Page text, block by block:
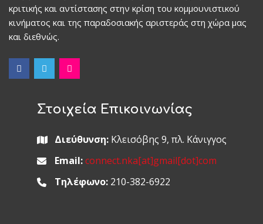
κριτικής και αντίστασης στην κρίση του κομμουνιστικού
κινήματος και της παραδοσιακής αριστεράς στη χώρα μας
και διεθνώς.
Στοιχεία Επικοινωνίας
Διεύθυνση:Κλεισόβης 9, πλ. Κάνιγγος
Email: connect.nka[at]gmail[dot]com
Τηλέφωνο:210-382-6922